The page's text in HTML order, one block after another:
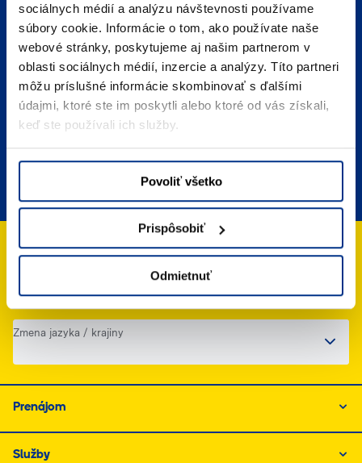
sociálnych médií a analýzu návštevnosti používame
súbory cookie. Informácie o tom, ako používate naše
webové stránky, poskytujeme aj našim partnerom v
oblasti sociálnych médií, inzercie a analýzy. Títo partneri
môžu príslušné informácie skombinovať s ďalšími
údajmi, ktoré ste im poskytli alebo ktoré od vás získali,
keď ste používali ich služby.
Povoliť všetko
Prispôsobiť
Odmietnuť
Zavolajte nám
E-mailový kontakt
Napíšte nám
Umiestnenie
Kde nás nájdete
FAQ
Často kladené otázky
Zmena jazyka / krajiny
Prenájom
Služby